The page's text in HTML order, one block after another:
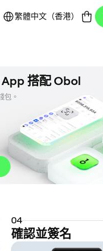
繁體中文（香港）
搭配 Obol
包。
04
確認並簽名